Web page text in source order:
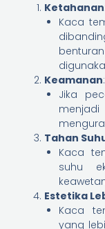
Ketahanan
Kaca
Keamanan:
Jika
Tahan
Kaca
suhu
Estetika
Kaca
yang